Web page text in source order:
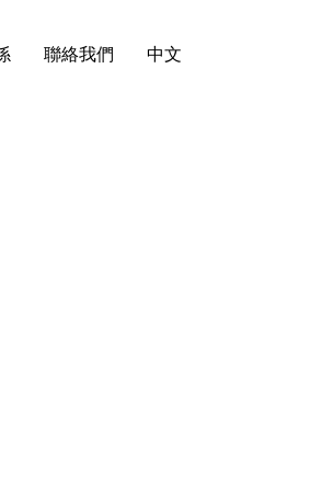
聯絡我們 中文